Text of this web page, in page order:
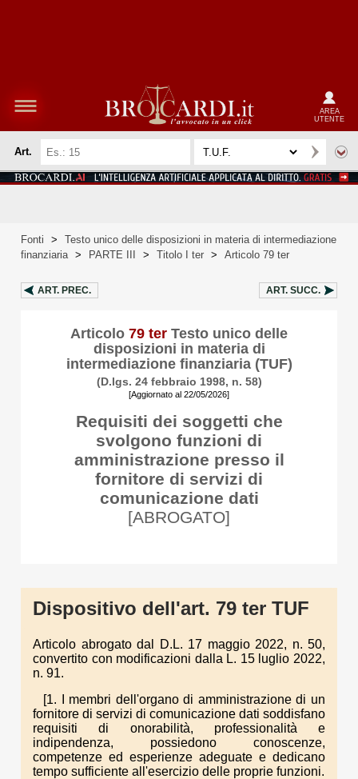
AREA
UTENTE
Art.
Fonti >
Testo unico delle disposizioni in materia di intermediazione
finanziaria > PARTE III > Titolo I ter > Articolo 79 ter
ART. PREC. ART. SUCC.
Articolo 79 ter Testo unico delle
disposizioni in materia di
intermediazione finanziaria (TUF)
(D.lgs. 24 febbraio 1998, n. 58)
[Aggiornato al 22/05/2026]
Requisiti dei soggetti che
svolgono funzioni di
amministrazione presso il
fornitore di servizi di
comunicazione dati
[ABROGATO]
Dispositivo dell'art. 79 ter TUF
Articolo abrogato dal D.L. 17 maggio 2022, n. 50,
convertito con modificazioni dalla L. 15 luglio 2022,
n. 91.
[1. I membri dell'organo di amministrazione di un
fornitore di servizi di comunicazione dati soddisfano
requisiti di onorabilità, professionalità e
indipendenza, possiedono conoscenze,
competenze ed esperienze adeguate e dedicano
tempo sufficiente all'esercizio delle proprie funzioni.